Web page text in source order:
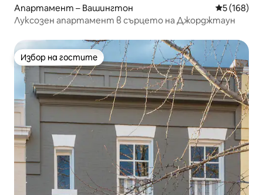
Апартамент – Вашингтон Средна
5 (168)
Луксозен апартамент в сърцето на Джорджтаун
Избор на гостите
Избор на гостите